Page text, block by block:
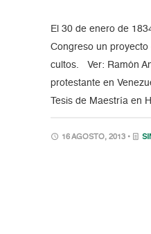
El 30 de enero de
Congreso un
cultos. Ver: Ramón
protestante en
Tesis de Maestría en
16 AGOSTO, 2013 •